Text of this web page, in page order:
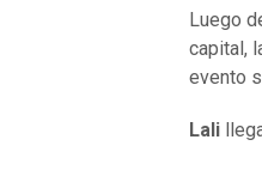
Luego
capital,
evento
Lali